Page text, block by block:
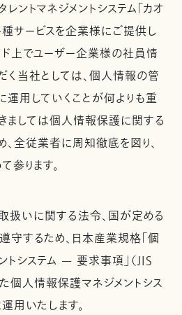
ントマネジメントシステム「カオ
種サービスを企業様にご提供し
ド上でユーザー企業様の社員情
く当社としては、個人情報の管
用していくことが何よりも重
ましては個人情報保護に関する
全従業者に周知徹底を図り、
ります。
扱いに関する法令、国が定める
守するため、日本産業規格「個
システム — 要求事項」（JIS
個人情報保護マネジメントシス
用いたします。